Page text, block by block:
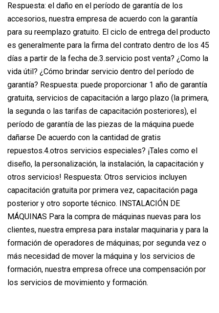
Respuesta: el daño en el período de garantía de los
accesorios, nuestra empresa de acuerdo con la garantía
para su reemplazo gratuito. El ciclo de entrega del producto
es generalmente para la firma del contrato dentro de los 45
días a partir de la fecha de.3.servicio post venta? ¿Como la
vida útil? ¿Cómo brindar servicio dentro del período de
garantía? Respuesta: puede proporcionar 1 año de garantía
gratuita, servicios de capacitación a largo plazo (la primera,
la segunda o las tarifas de capacitación posteriores), el
período de garantía de las piezas de la máquina puede
dañarse De acuerdo con la cantidad de gratis
repuestos.4.otros servicios especiales? ¡Tales como el
diseño, la personalización, la instalación, la capacitación y
otros servicios! Respuesta: Otros servicios incluyen
capacitación gratuita por primera vez, capacitación paga
posterior y otro soporte técnico. INSTALACIÓN DE
MÁQUINAS Para la compra de máquinas nuevas para los
clientes, nuestra empresa para instalar maquinaria y para la
formación de operadores de máquinas; por segunda vez o
más necesidad de mover la máquina y los servicios de
formación, nuestra empresa ofrece una compensación por
los servicios de movimiento y formación.